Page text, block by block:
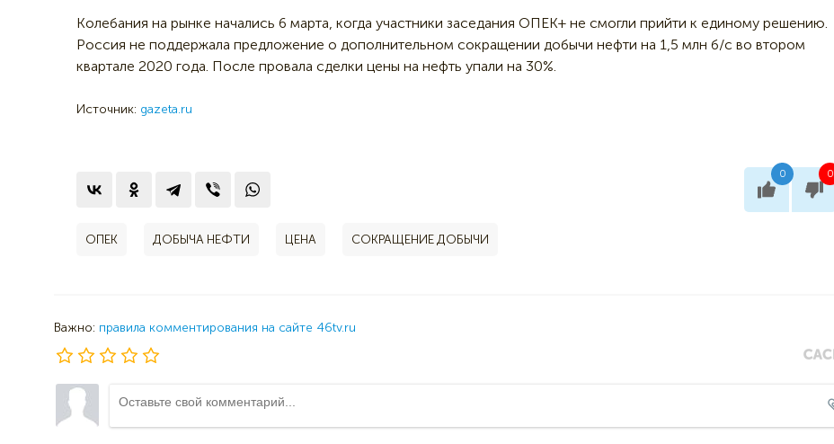
Колебания на рынке начались 6 марта, когда участники заседания ОПЕК+ не смогли прийти к единому решению.
Россия не поддержала предложение о дополнительном сокращении добычи нефти на 1,5 млн б/с во втором
квартале 2020 года. После провала сделки цены на нефть упали на 30%.
Источник: gazeta.ru
0 0
ОПЕК ДОБЫЧА НЕФТИ ЦЕНА СОКРАЩЕНИЕ ДОБЫЧИ
Важно: правила комментирования на сайте 46tv.ru